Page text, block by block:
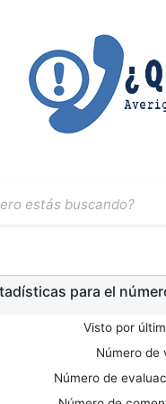
para el
Visto por
Número de
Número de